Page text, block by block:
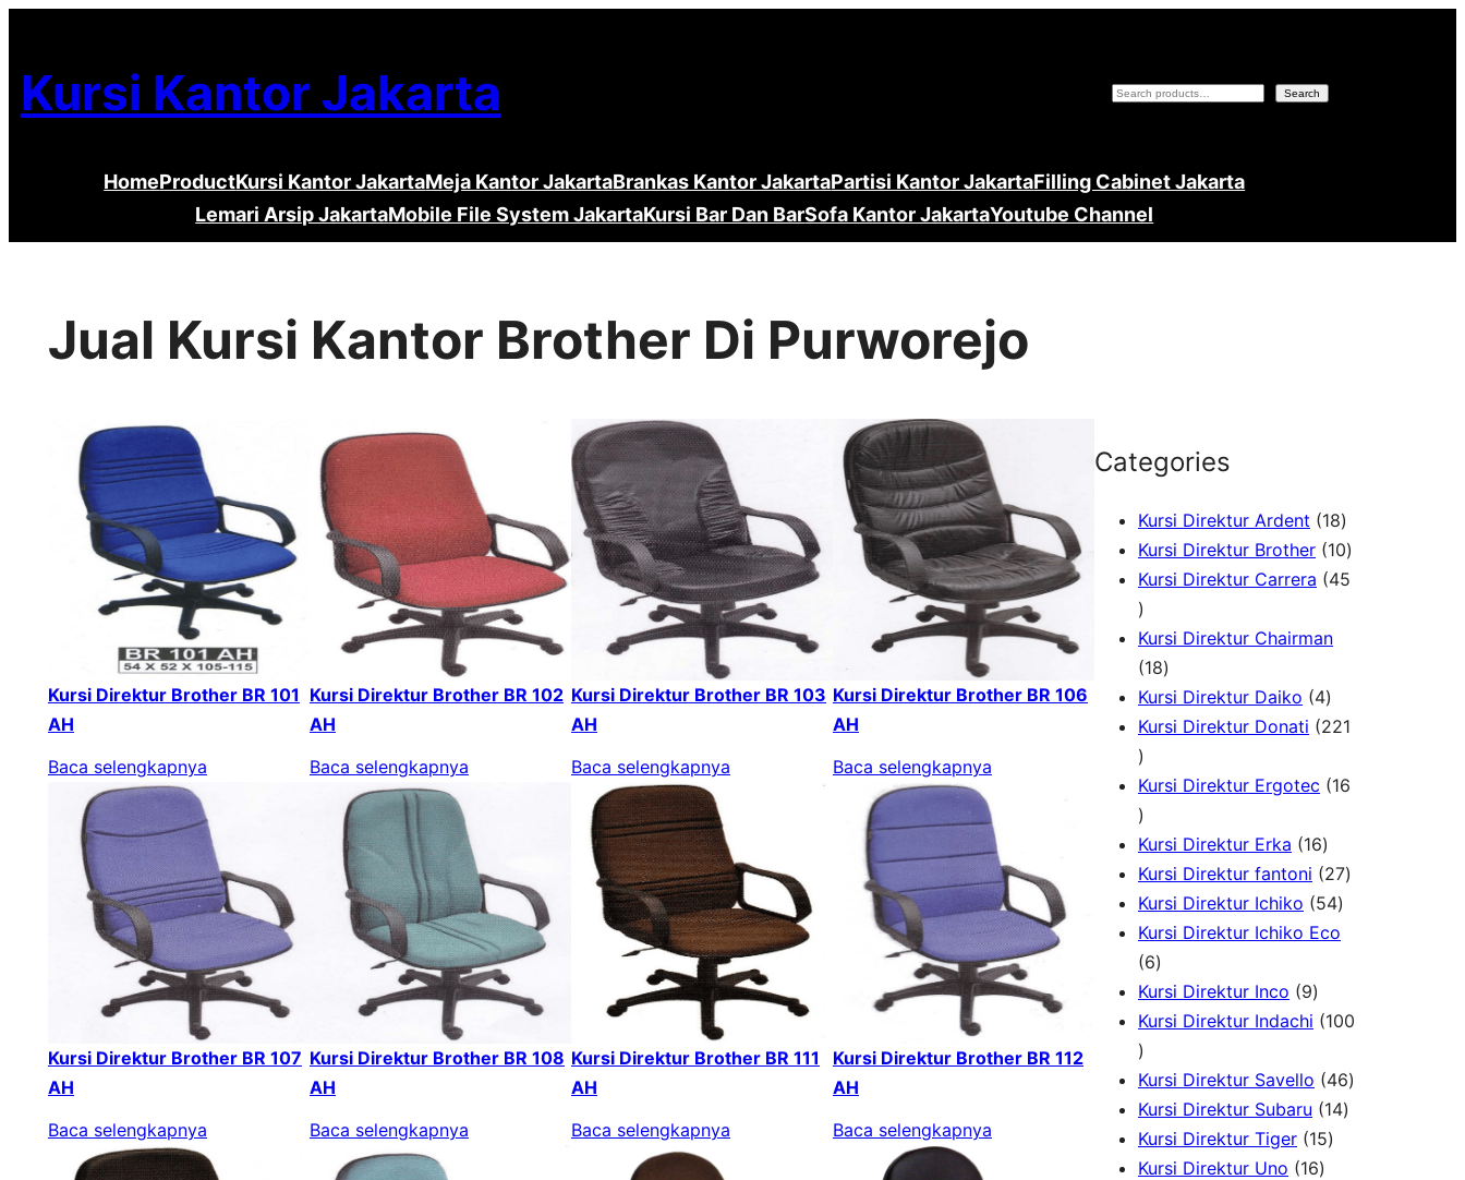
ke
konten
Kursi Kantor Jakarta Search Search
HomeProductKursi Kantor JakartaMeja Kantor JakartaBrankas Kantor JakartaPartisi Kantor JakartaFilling Cabinet Jakarta
Lemari Arsip JakartaMobile File System JakartaKursi Bar Dan BarSofa Kantor JakartaYoutube Channel
Jual Kursi Kantor Brother Di Purworejo
Kursi Direktur Brother BR 101
AH
Baca selengkapnya
Kursi Direktur Brother BR 102
AH
Baca selengkapnya
Kursi Direktur Brother BR 103
AH
Baca selengkapnya
Kursi Direktur Brother BR 106
AH
Baca selengkapnya
Kursi Direktur Brother BR 107
AH
Baca selengkapnya
Kursi Direktur Brother BR 108
AH
Baca selengkapnya
Kursi Direktur Brother BR 111
AH
Baca selengkapnya
Kursi Direktur Brother BR 112
AH
Baca selengkapnya
Categories
Kursi Direktur Ardent 181
8
P
k
Kursi Direktur Brother 101
0
u
Kursi Direktur Carrera
45
4
5
P
r
o
d
u
k
Kursi Direktur Chairman
181
8
P
o
u
k
Kursi Direktur Daiko 44
P
o
u
k
Kursi Direktur Donati
221
2
2
1
P
r
o
d
u
k
Kursi Direktur Ergotec
16
1
6
P
r
o
d
u
k
Kursi Direktur Erka 161
6
P
r
u
Kursi Direktur fantoni 272
d
k
Kursi Direktur Ichiko 545
4
o
u
k
Kursi Direktur Ichiko Eco
66
P
r
d
u
k
Kursi Direktur Inco 99
P
o
d
u
k
Kursi Direktur Indachi
100
1
0
0
P
r
Kursi Direktur Savello 464
Kursi Direktur Subaru 141
Kursi Direktur Tiger 151
Kursi Direktur Uno 161